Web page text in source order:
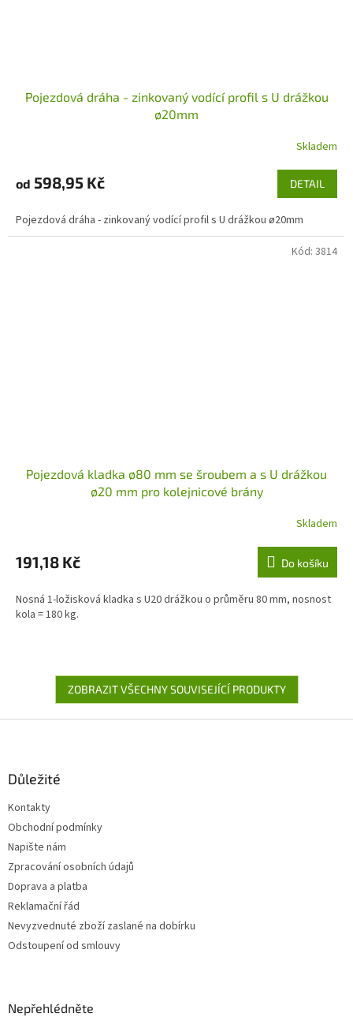
Pojezdová dráha - zinkovaný vodící profil s U drážkou
ø20mm
Skladem
od 598,95 Kč DETAIL
Pojezdová dráha - zinkovaný vodící profil s U drážkou ø20mm
Pojezdová kladka ø80 mm se šroubem a s U drážkou
ø20 mm pro kolejnicové brány
Skladem
191,18 Kč Do košíku
Nosná 1-ložisková kladka s U20 drážkou o průměru 80 mm, nosnost
kola = 180 kg.
Kód: 3814
ZOBRAZIT VŠECHNY SOUVISEJÍCÍ PRODUKTY
Důležité
Kontakty
Obchodní podmínky
Napište nám
Zpracování osobních údajů
Doprava a platba
Reklamační řád
Nevyzvednuté zboží zaslané na dobírku
Odstoupení od smlouvy
Nepřehlédněte